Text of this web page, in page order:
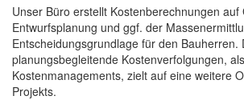
Unser Büro erstellt Kostenberechnungen
Entwurfsplanung und ggf. der
Entscheidungsgrundlage für den Bauherren.
planungsbegleitende Kostenverfolgungen,
Kostenmanagements, zielt auf eine weitere
Projekts.